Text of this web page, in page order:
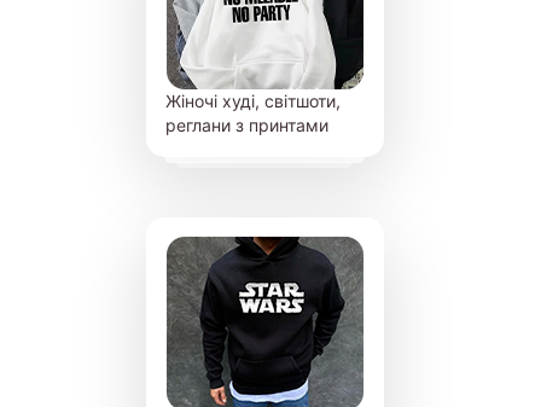
Жіночі худі, світшоти,
реглани з принтами